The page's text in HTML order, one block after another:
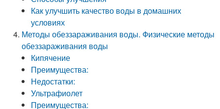
Как улучшить качество воды в домашних
условиях
Методы обеззараживания воды. Физические методы
обеззараживания воды
Кипячение
Преимущества:
Недостатки:
Ультрафиолет
Преимущества: